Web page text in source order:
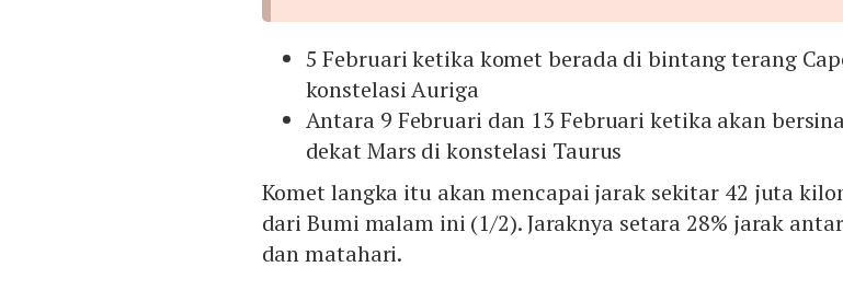
5 Februari ketika komet berada di bintang terang
konstelasi Auriga
Antara 9 Februari dan 13 Februari ketika akan
dekat Mars di konstelasi Taurus
Komet langka itu akan mencapai jarak sekitar 42 juta
dari Bumi malam ini (1/2). Jaraknya setara 28% jarak
dan matahari.